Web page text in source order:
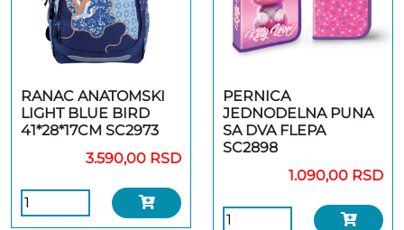
RANAC ANATOMSKI
LIGHT BLUE BIRD
41*28*17CM SC2973
3.590,00 RSD
PERNICA
JEDNODELNA PUNA
SA DVA FLEPA
SC2898
1.090,00 RSD